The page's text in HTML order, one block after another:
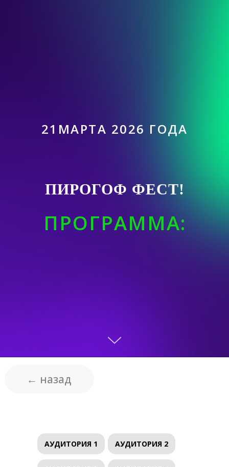
21МАРТА 2026 ГОДА
ПИРОГОФ ФЕСТ!
ПРОГРАММА:
АУДИТОРИЯ 1 АУДИТОРИЯ 2